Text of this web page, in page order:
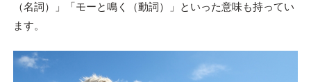
（名詞）」「モーと鳴く（動詞）」といった意味も持ってい
ます。